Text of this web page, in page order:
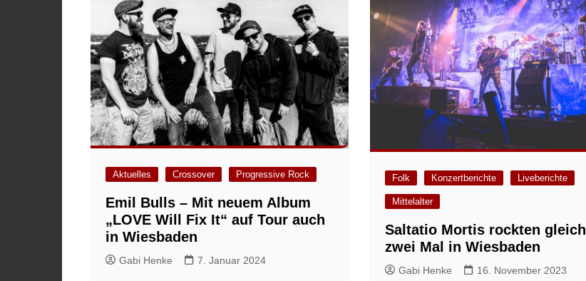
Aktuelles Crossover Progressive Rock
Emil Bulls – Mit neuem Album
„LOVE Will Fix It“ auf Tour auch
in Wiesbaden
Gabi Henke 7. Januar 2024
Folk Konzertberichte Liveberichte
Mittelalter
Saltatio Mortis rockten gleich
zwei Mal in Wiesbaden
Gabi Henke 16. November 2023